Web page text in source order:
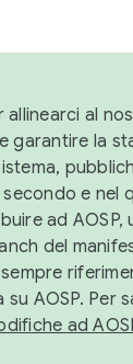
al
garantire la
e nel
ad AOSP,
del
AOSP. Per
ad